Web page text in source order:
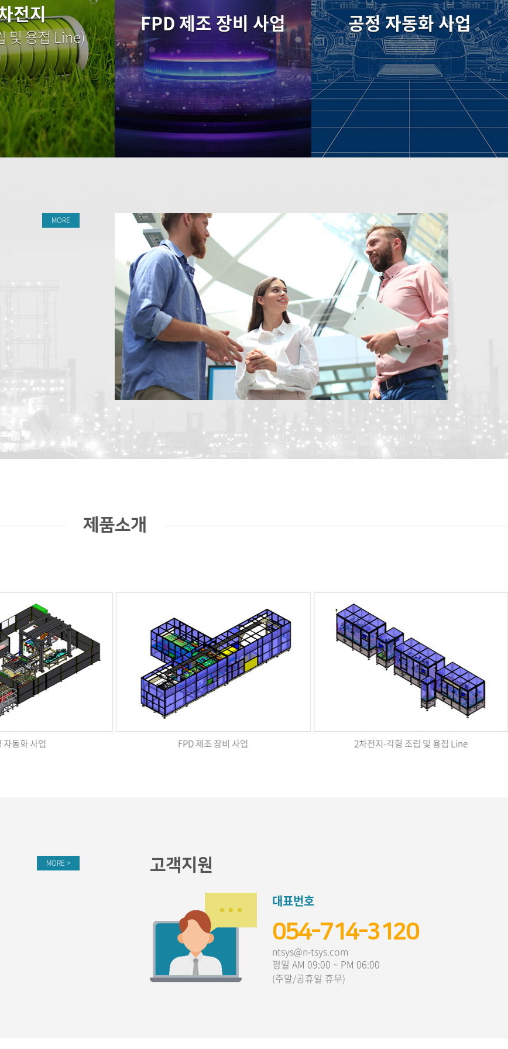
전지
및 용접 Line)
FPD 제조 장비 사업 공정 자동화 사업
MORE
제품소개
조 장비 사업 2차전지-각형 조립 및 용접 Line 2차전지 - Cylindrical 46 Cell 조립 및 주액 Line
MORE > 고객지원
대표번호
054-714-3120
ntsys@n-tsys.com
평일 AM 09:00 ~ PM 06:00
(주말/공휴일 휴무)